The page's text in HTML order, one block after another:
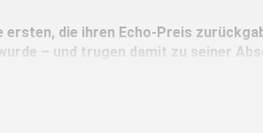
die ihren Echo-Preis
– und trugen damit zu seiner
seiner virtuosen Brillanz und seiner